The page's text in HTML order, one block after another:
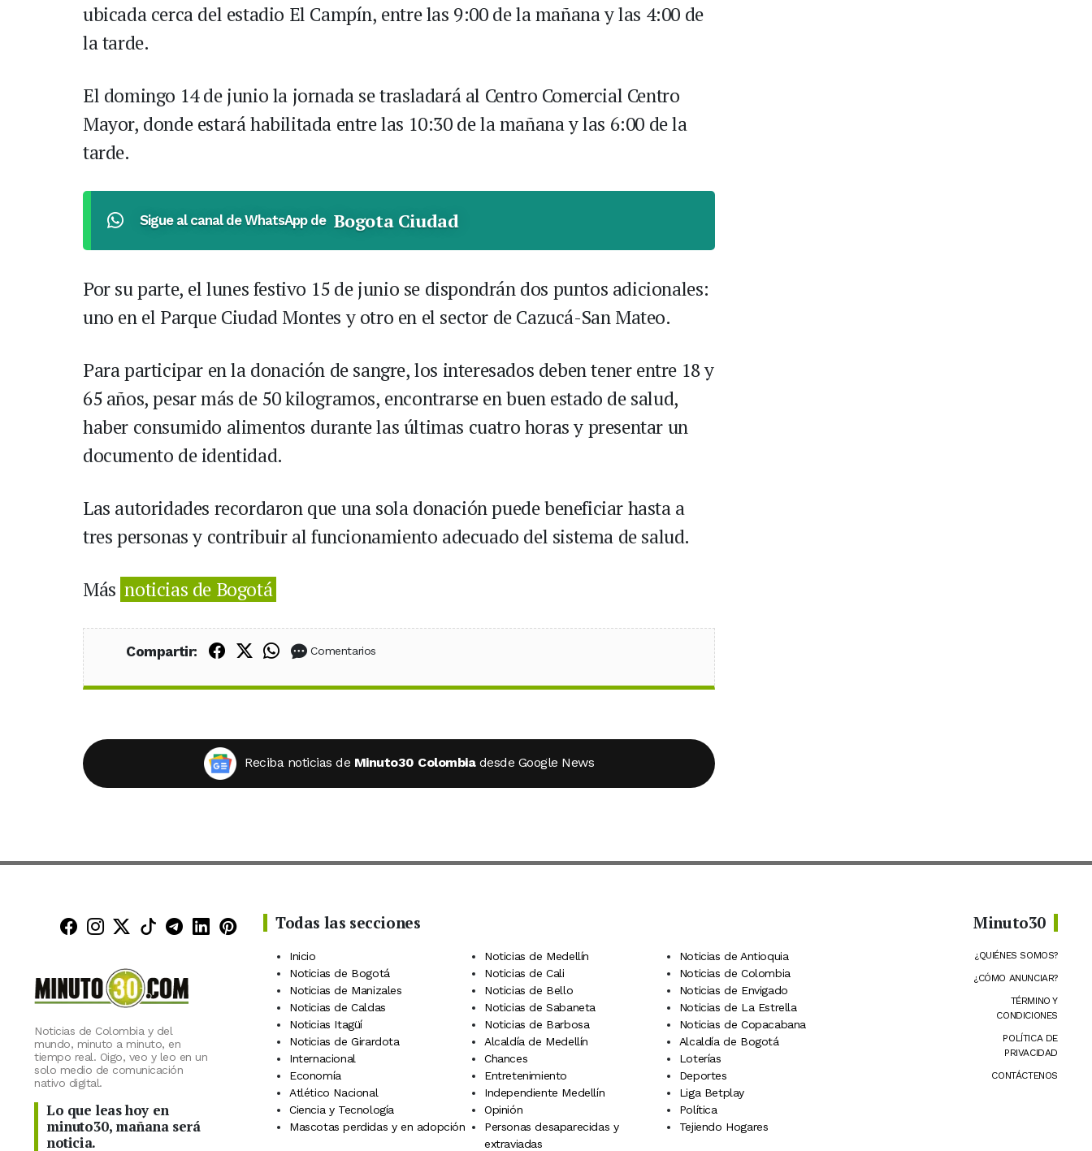
ubicada cerca del estadio El Campín, entre las 9:00 de la mañana y las 4:00 de
la tarde.
El domingo 14 de junio la jornada se trasladará al Centro Comercial Centro
Mayor, donde estará habilitada entre las 10:30 de la mañana y las 6:00 de la
tarde.
Sigue al canal de WhatsApp de Bogota Ciudad
Por su parte, el lunes festivo 15 de junio se dispondrán dos puntos adicionales:
uno en el Parque Ciudad Montes y otro en el sector de Cazucá-San Mateo.
Para participar en la donación de sangre, los interesados deben tener entre 18 y
65 años, pesar más de 50 kilogramos, encontrarse en buen estado de salud,
haber consumido alimentos durante las últimas cuatro horas y presentar un
documento de identidad.
Las autoridades recordaron que una sola donación puede beneficiar hasta a
tres personas y contribuir al funcionamiento adecuado del sistema de salud.
Más noticias de Bogotá
Compartir: Compartir en Facebook
Compartir en X (Twitter)
Compartir en WhatsApp
Comentarios
Reciba noticias de Minuto30 Colombia desde Google News
Minuto30 en Facebook
Minuto30 en Instagram
Minuto30 en X (Twitter)
Minuto30 en TikTok
Canal de Minuto30 en Telegram
Minuto30 en LinkedIn
Minuto30 en Pinterest
Noticias de Colombia y del
mundo, minuto a minuto, en
tiempo real. Oigo, veo y leo en un
solo medio de comunicación
nativo digital.
Lo que leas hoy en
minuto30, mañana será
noticia.
Todas las secciones
Inicio Noticias de Medellín
Noticias de Antioquia
Noticias de Bogotá
Noticias de Cali
Noticias de Colombia
Noticias de Manizales
Noticias de Bello
Noticias de Envigado
Noticias de Caldas
Noticias de Sabaneta
Noticias de La Estrella
Noticias Itagüí
Noticias de Barbosa
Noticias de Copacabana
Noticias de Girardota
Alcaldía de Medellín
Alcaldía de Bogotá
Internacional
Chances
Loterías
Economía
Entretenimiento
Deportes
Atlético Nacional
Independiente Medellín
Liga Betplay
Ciencia y Tecnología
Opinión
Política
Mascotas perdidas y en adopción
Personas desaparecidas y
extraviadas
Tejiendo Hogares
Minuto30
¿QUIÉNES SOMOS?
¿CÓMO ANUNCIAR?
TÉRMINO Y
CONDICIONES
POLÍTICA DE
PRIVACIDAD
CONTÁCTENOS